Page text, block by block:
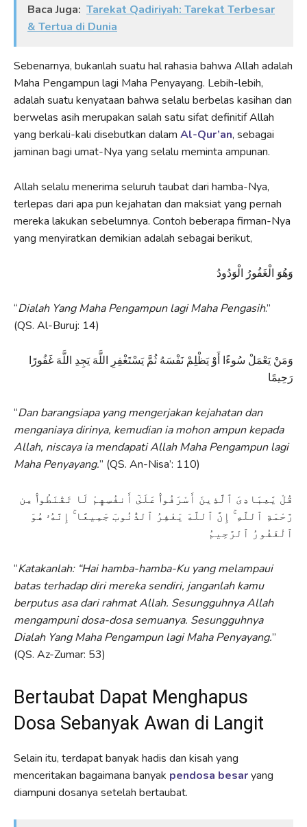
Baca Juga: Tarekat Qadiriyah: Tarekat Terbesar
& Tertua di Dunia
Sebenarnya, bukanlah suatu hal rahasia bahwa Allah adalah
Maha Pengampun lagi Maha Penyayang. Lebih-lebih,
adalah suatu kenyataan bahwa selalu berbelas kasihan dan
berwelas asih merupakan salah satu sifat definitif Allah
yang berkali-kali disebutkan dalam Al-Qur’an, sebagai
jaminan bagi umat-Nya yang selalu meminta ampunan.
Allah selalu menerima seluruh taubat dari hamba-Nya,
terlepas dari apa pun kejahatan dan maksiat yang pernah
mereka lakukan sebelumnya. Contoh beberapa firman-Nya
yang menyiratkan demikian adalah sebagai berikut,
وَهُوَ الْغَفُورُ الْوَدُودُ
“Dialah Yang Maha Pengampun lagi Maha Pengasih.”
(QS. Al-Buruj: 14)
وَمَنْ يَعْمَلْ سُوءًا أَوْ يَظْلِمْ نَفْسَهُ ثُمَّ يَسْتَغْفِرِ اللَّهَ يَجِدِ اللَّهَ غَفُورًا
رَحِيمًا
“Dan barangsiapa yang mengerjakan kejahatan dan
menganiaya dirinya, kemudian ia mohon ampun kepada
Allah, niscaya ia mendapati Allah Maha Pengampun lagi
Maha Penyayang.” (QS. An-Nisa’: 110)
قُلْ يَٰعِبَادِىَ ٱلَّذِينَ أَسْرَفُوا۟ عَلَىٰٓ أَنفُسِهِمْ لَا تَقْنَطُوا۟ مِن
رَّحْمَةِ ٱللَّهِ ۚ إِنَّ ٱللَّهَ يَغْفِرُ ٱلذُّنُوبَ جَمِيعًا ۚ إِنَّهُۥ هُوَ
ٱلْغَفُورُ ٱلرَّحِيمُ
“Katakanlah: “Hai hamba-hamba-Ku yang melampaui
batas terhadap diri mereka sendiri, janganlah kamu
berputus asa dari rahmat Allah. Sesungguhnya Allah
mengampuni dosa-dosa semuanya. Sesungguhnya
Dialah Yang Maha Pengampun lagi Maha Penyayang.”
(QS. Az-Zumar: 53)
Bertaubat Dapat Menghapus
Dosa Sebanyak Awan di Langit
Selain itu, terdapat banyak hadis dan kisah yang
menceritakan bagaimana banyak pendosa besaryang
diampuni dosanya setelah bertaubat.